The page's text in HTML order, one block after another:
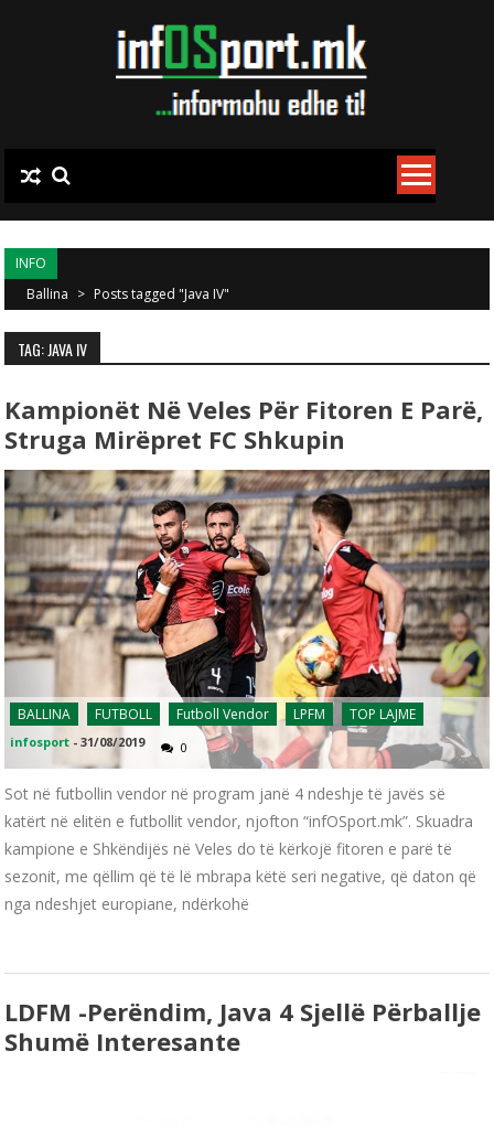
INFO
Ballina > Posts tagged "Java IV"
TAG: JAVA IV
Kampionët Në Veles Për Fitoren E Parë,
Struga Mirëpret FC Shkupin
BALLINA FUTBOLL Futboll Vendor LPFM TOP LAJME
infosport -31/08/2019 0
Sot në futbollin vendor në program janë 4 ndeshje të javës së
katërt në elitën e futbollit vendor, njofton “infOSport.mk”. Skuadra
kampione e Shkëndijës në Veles do të kërkojë fitoren e parë të
sezonit, me qëllim që të lë mbrapa këtë seri negative, që daton që
nga ndeshjet europiane, ndërkohë
LDFM -Perëndim, Java 4 Sjellë Përballje
Shumë Interesante